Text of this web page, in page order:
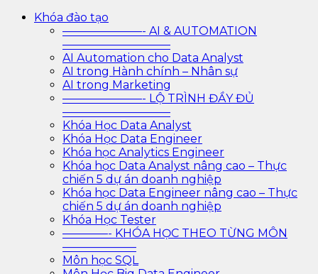
Khóa đào tạo
———————- AI & AUTOMATION
—————————–
AI Automation cho Data Analyst
AI trong Hành chính – Nhân sự
AI trong Marketing
———————- LỘ TRÌNH ĐẦY ĐỦ
—————————–
Khóa Học Data Analyst
Khóa Học Data Engineer
Khóa học Analytics Engineer
Khóa học Data Analyst nâng cao – Thực
chiến 5 dự án doanh nghiệp
Khóa học Data Engineer nâng cao – Thực
chiến 5 dự án doanh nghiệp
Khóa Học Tester
————- KHÓA HỌC THEO TỪNG MÔN
——————–
Môn học SQL